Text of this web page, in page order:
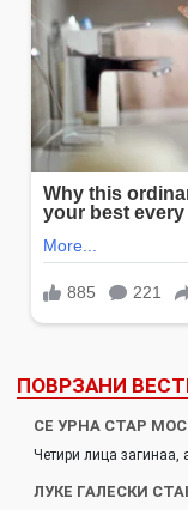
ПОВРЗАНИ
СЕ УРНА СТАР
Четири лица загинаа,
ЛУКЕ ГАЛЕСКИ